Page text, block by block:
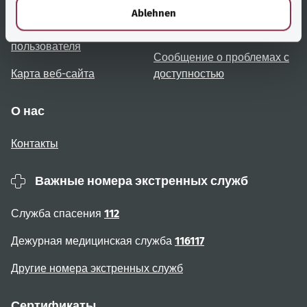
Ablehnen
Примечания для
пользователя
Карта веб-сайта
Доступность
Сообщение о проблемах с
доступностью
О нас
Контакты
Важные номера экстренных служб
Служба спасения 112
Дежурная медицинская служба 116117
Другие номера экстренных служб